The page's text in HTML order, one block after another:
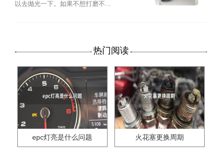
以去抛光一下。如果不想打磨不...
热门阅读
epc灯亮是什么问题 火花塞更换周期